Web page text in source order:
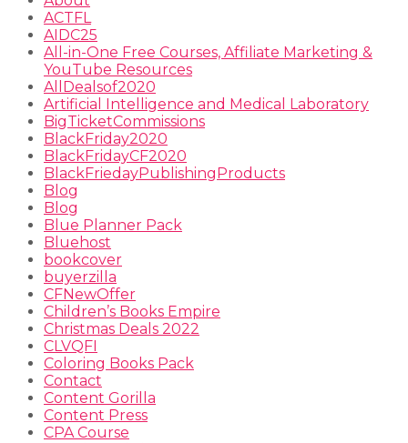
ACTFL
AIDC25
All-in-One Free Courses, Affiliate Marketing &
YouTube Resources
AllDealsof2020
Artificial Intelligence and Medical Laboratory
BigTicketCommissions
BlackFriday2020
BlackFridayCF2020
BlackFriedayPublishingProducts
Blog
Blog
Blue Planner Pack
Bluehost
bookcover
buyerzilla
CFNewOffer
Children’s Books Empire
Christmas Deals 2022
CLVQFI
Coloring Books Pack
Contact
Content Gorilla
Content Press
CPA Course